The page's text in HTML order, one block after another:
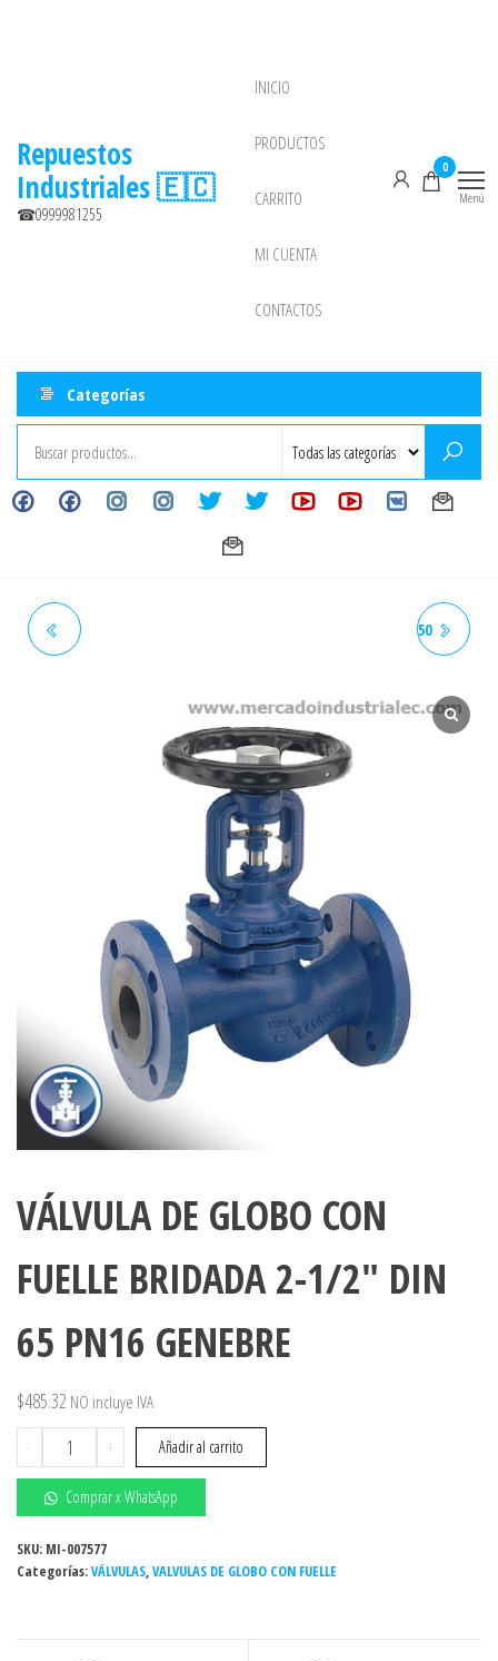
Repuestos
Industriales 🇪🇨
☎0999981255
INICIO
PRODUCTOS
CARRITO
MI CUENTA
CONTACTOS
0
Menú
Categorías
CEDULA 40 ACERO AL
CARBONO A106
VALVULA CHECK 6" CLASE 150
VÁLVULA DE GLOBO CON
FUELLE BRIDADA 2-1/2″ DIN
65 PN16 GENEBRE
$485.32 NO incluye IVA
-
VÁLVULA
DE
GLOBO
CON
FUELLE
BRIDADA
+ Añadir al carrito
Comprar x WhatsApp
SKU: MI-007577
Categorías:VÁLVULAS,VALVULAS DE GLOBO CON FUELLE